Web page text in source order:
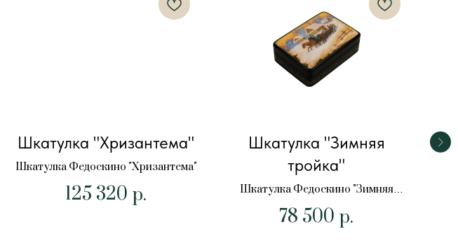
Шкатулка "Хризантема"
Шкатулка Федоскино "Хризантема"
125 320 р.
Шкатулка "Зимняя
тройка"
Шкатулка Федоскино "Зимняя
тройка"
78 500 р.